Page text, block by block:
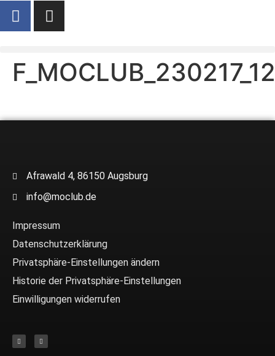
Afrawald 4, 86150 Augsburg
info@moclub.de
Impressum
Datenschutzerklärung
Privatsphäre-Einstellungen ändern
Historie der Privatsphäre-Einstellungen
Einwilligungen widerrufen